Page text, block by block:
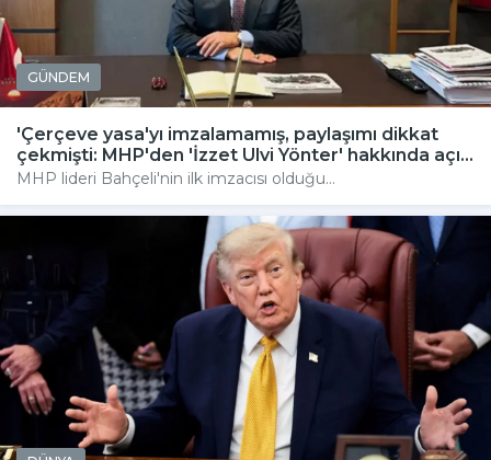
GÜNDEM
'Çerçeve yasa'yı imzalamamış, paylaşımı dikkat
çekmişti: MHP'den 'İzzet Ulvi Yönter' hakkında açı...
MHP lideri Bahçeli'nin ilk imzacısı olduğu...